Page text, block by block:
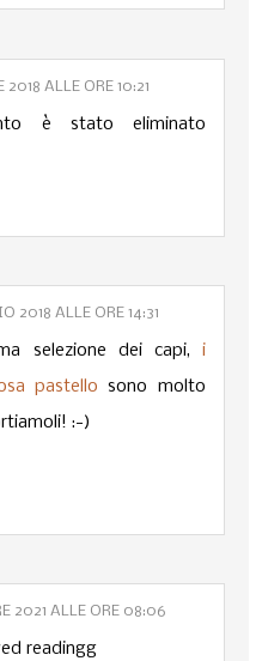
2018 ALLE ORE 10:21
è stato eliminato
2018 ALLE ORE 14:31
selezione dei capi, i
pastello sono molto
:-)
2021 ALLE ORE 08:06
readingg